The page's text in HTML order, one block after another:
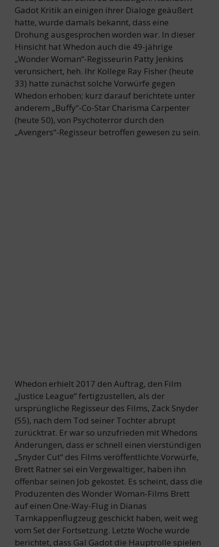
Gadot Kritik an einigen ihrer Dialoge geäußert
hatte, wurde damals bekannt, dass eine
Drohung ausgesprochen worden war. In dieser
Hinsicht hat Whedon auch die 49-jährige
„Wonder Woman“-Regisseurin Patty Jenkins
verunsichert, heh. Ihr Kollege Ray Fisher (heute
33) hatte zunächst solche Vorwürfe gegen
Whedon erhoben; kurz darauf berichtete unter
anderem „Buffy“-Co-Star Charisma Carpenter
(heute 50), von Psychoterror durch den
„Avengers“-Regisseur betroffen gewesen zu sein.
Whedon erhielt 2017 den Auftrag, den Film
„Justice League“ fertigzustellen, als der
ursprüngliche Regisseur des Films, Zack Snyder
(55), nach dem Tod seiner Tochter abrupt
zurücktrat. Er war so unzufrieden mit Whedons
Änderungen, dass er schnell einen vierstündigen
„Snyder Cut“ des Films veröffentlichte.Vorwürfe,
Brett Ratner sei ein Vergewaltiger, haben ihn
offenbar seinen Job gekostet. Es scheint, dass die
Produzenten des Wonder Woman-Films Brett
auf einen One-Way-Flug in Dianas
Tarnkappenflugzeug geschickt haben, weit weg
vom Set der Fortsetzung. Letzte Woche wurde
berichtet, dass Gal Gadot die Hauptrolle spielen